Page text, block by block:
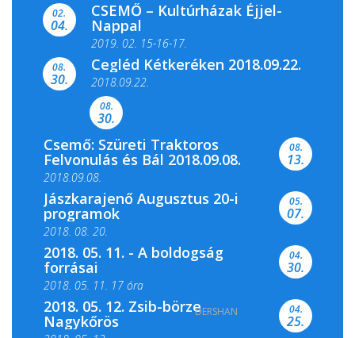
filmkínálattal, családi...
02.
04.
CSEMŐ – Kultúrházak Éjjel-
Nappal
2019. 02. 15-16-17.
Színes és tartalmas programokkal várja a
Csemői Községi Könyvtár és...
08.
30.
Cegléd Kétkeréken 2018.09.22.
2018.09.22.
08.
30.
Csemő: Szüreti Traktoros
Felvonulás és Bál 2018.09.08.
2018.09.08.
08.
13.
Jászkarajenő Augusztus 20-i
programok
2018. 08. 20.
05.
07.
2018. 05. 11. - A boldogság
forrásai
2018. 05. 11. 17 óra
2018. 05. 11. 19 óra
04.
30.
2018. 05. 12. Zsib-börze
Nagykőrös
04.
25.
DERSHAN